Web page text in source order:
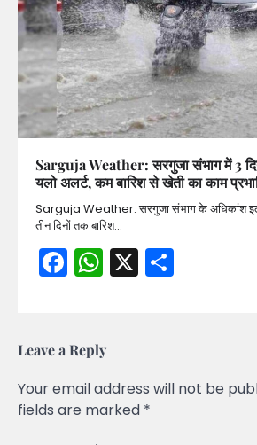
Sarguja Weather: सरगुजा संभाग में 3
यलो अलर्ट, कम बारिश से खेती का काम
Sarguja Weather: सरगुजा संभाग के अधिकांश
तीन दिनों तक बारिश…
Facebook
WhatsApp
X
Leave a Reply
Your email address will not be
fields are marked *